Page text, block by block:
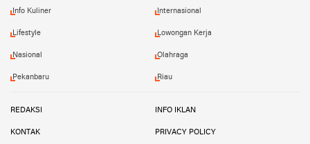
Info Kuliner Internasional
Lifestyle Lowongan Kerja
Nasional Olahraga
Pekanbaru Riau
REDAKSI INFO IKLAN
KONTAK PRIVACY POLICY